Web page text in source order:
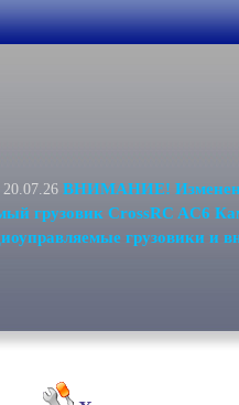
20.07.26 ВНИМАНИЕ!
грузовик CrossRC AC6
грузовики и